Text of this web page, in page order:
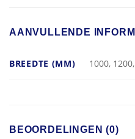
AANVULLENDE
BREEDTE (MM) 1000,
BEOORDELINGEN (0)